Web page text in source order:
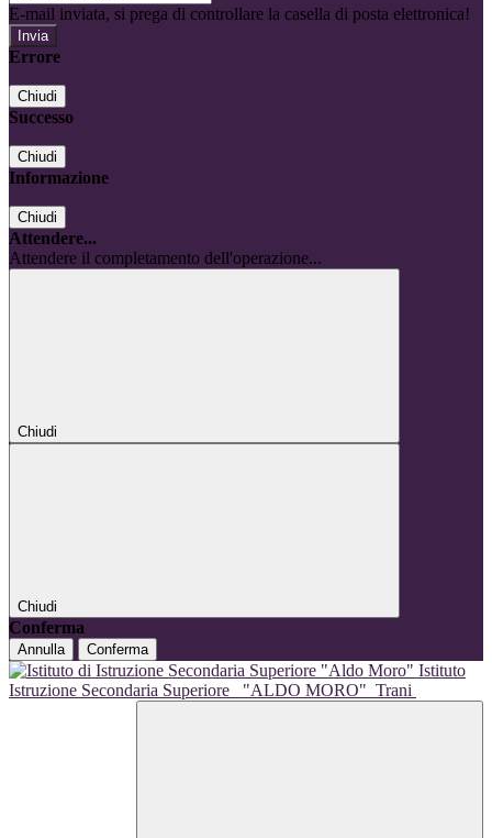
E-mail inviata, si prega di controllare la casella di posta elettronica!
Errore
Chiudi
Successo
Chiudi
Informazione
Chiudi
Attendere...
Attendere il completamento dell'operazione...
Chiudi
Chiudi
Conferma
Annulla Conferma
Istituto
Istruzione Secondaria Superiore
"ALDO MORO" Trani